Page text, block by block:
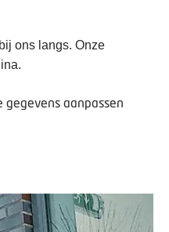
ons langs. Onze
aanpassen